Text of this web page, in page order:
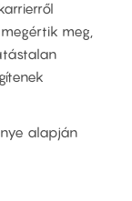
meg,
alapján